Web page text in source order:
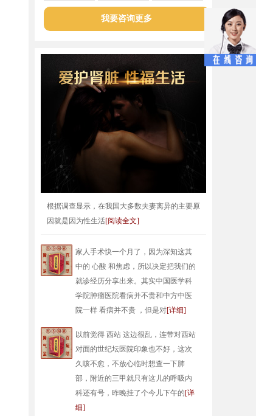
我要咨询更多
根据调查显示，在我国大多数夫妻离异的主要原
因就是因为性生活[阅读全文]
家人手术快一个月了，因为深知这其
中的 心酸 和焦虑，所以决定把我们的
就诊经历分享出来。其实中国医学科
学院肿瘤医院看病并不贵和中方中医
院一样 看病并不贵 ，但是对[详细]
以前觉得 西站 这边很乱，连带对西站
对面的世纪坛医院印象也不好，这次
久咳不愈，不放心临时想查一下肺
部，附近的三甲就只有这儿的呼吸内
科还有号，昨晚挂了个今儿下午的[详
细]